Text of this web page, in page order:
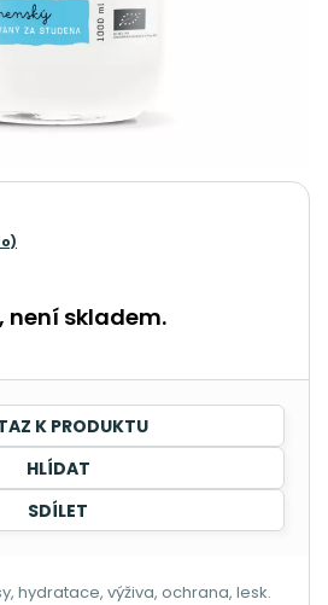
není skladem.
K PRODUKTU
HLÍDAT
SDÍLET
hydratace, výživa, ochrana, lesk.